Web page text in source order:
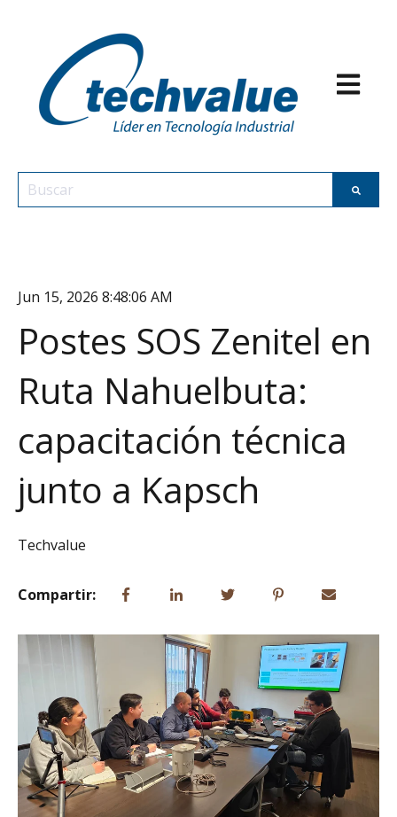
Abrir
Esto es un campo de búsqueda con una función de
Jun 15, 2026 8:48:06 AM
Postes SOS Zenitel en
Ruta Nahuelbuta:
capacitación técnica
junto a Kapsch
Techvalue
Compartir: